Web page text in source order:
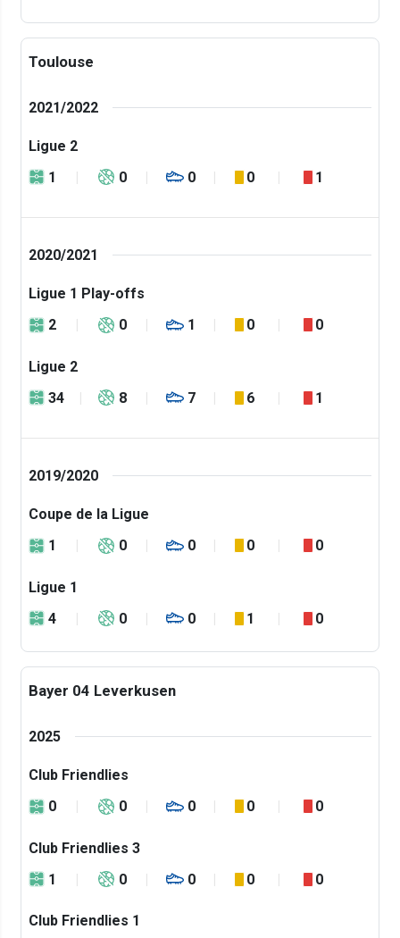
Toulouse
2021/2022
Ligue 2
1
0 0 0 1
2020/2021
Ligue 1 Play-offs
2
0 1 0 0
Ligue 2
34
8 7 6 1
2019/2020
Coupe de la Ligue
1
0 0 0 0
Ligue 1
4
0 0 1 0
Bayer 04 Leverkusen
2025
Club Friendlies
0
0 0 0 0
Club Friendlies 3
1
0 0 0 0
Club Friendlies 1